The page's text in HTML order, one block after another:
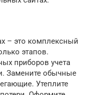
– это комплексный
этапов.
приборов учета
Замените обычные
Утеплите